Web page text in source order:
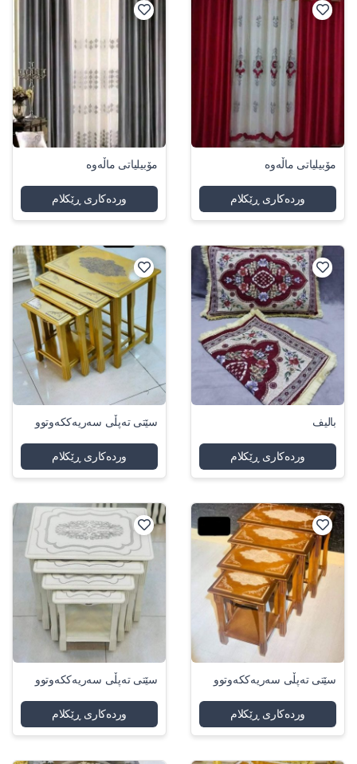
مۆبیلیاتی ماڵەوە
وردەکاری ڕێکلام
مۆبیلیاتی ماڵەوە
وردەکاری ڕێکلام
بالیف
وردەکاری ڕێکلام
سێتی تەپڵی سەریەککەوتوو
وردەکاری ڕێکلام
سێتی تەپڵی سەریەککەوتوو
وردەکاری ڕێکلام
سێتی تەپڵی سەریەککەوتوو
وردەکاری ڕێکلام